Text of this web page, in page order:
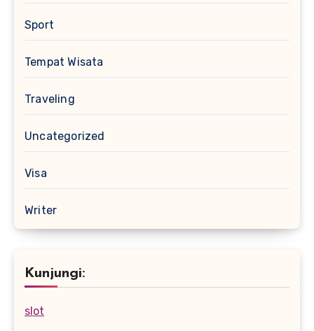
Sport
Tempat Wisata
Traveling
Uncategorized
Visa
Writer
Kunjungi:
slot